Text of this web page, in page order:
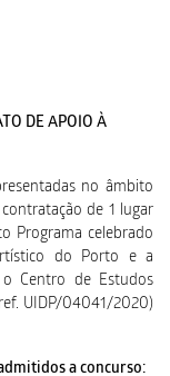
DE APOIO À
no âmbito
de 1 lugar
Programa celebrado
do Porto e a
o Centro de Estudos
UIDP/04041/2020)
a concurso: